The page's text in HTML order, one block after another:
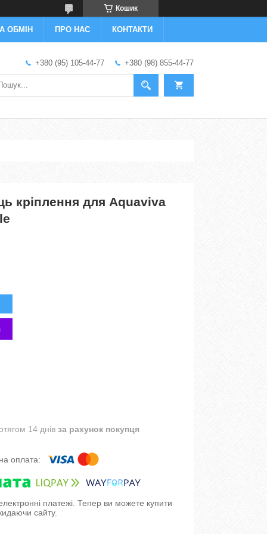
Кошик
ОБМІН ПРО НАС КОНТАКТИ
+380 (95) 105-44-77 +380 (98) 855-44-77
кріплення для Aquaviva
14 днів за рахунок покупця
платежі. Тепер ви можете купити
сайту.